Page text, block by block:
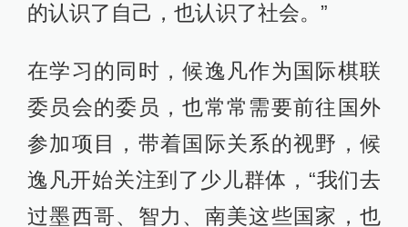
的认识了自己，也认识了社会。”
在学习的同时，候逸凡作为国际棋联
委员会的委员，也常常需要前往国外
参加项目，带着国际关系的视野，候
逸凡开始关注到了少儿群体，“我们去
过墨西哥、智力、南美这些国家，也